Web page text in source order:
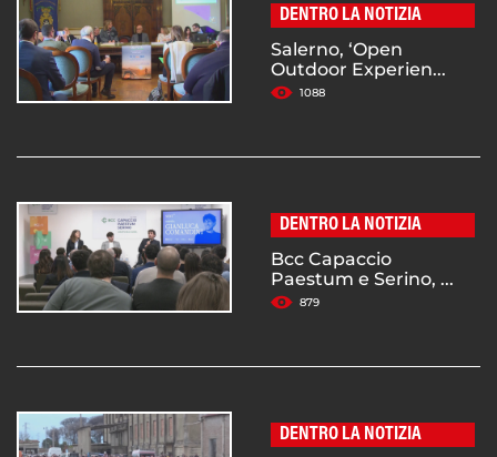
DENTRO LA NOTIZIA
Salerno, ‘Open
Outdoor Experien...
1088
DENTRO LA NOTIZIA
Bcc Capaccio
Paestum e Serino, ...
879
DENTRO LA NOTIZIA